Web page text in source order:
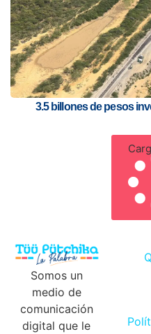
3.5 billones de pesos
Somos un
medio de
comunicación
digital que le